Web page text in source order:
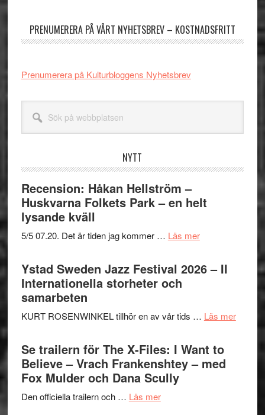
PRENUMERERA PÅ VÅRT NYHETSBREV – KOSTNADSFRITT
Prenumerera på Kulturbloggens Nyhetsbrev
webbplatsen
NYTT
Recension: Håkan Hellström –
Huskvarna Folkets Park – en helt
lysande kväll
5/5 07.20. Det är tiden jag kommer … Läs merom
Håkan
Hellström
Folkets
–
en
Ystad Sweden Jazz Festival 2026 – II
Internationella storheter och
samarbeten
KURT ROSENWINKEL tillhör en av vår tids … Läs merom
Ystad
Se trailern för The X-Files: I Want to
Believe – Vrach Frankenshtey – med
Fox Mulder och Dana Scully
Den officiella trailern och … Läs merom